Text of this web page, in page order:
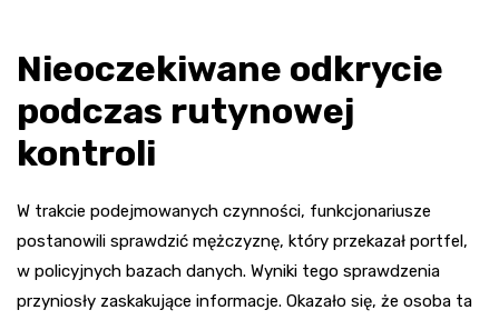
Nieoczekiwane odkrycie
podczas rutynowej
kontroli
W trakcie podejmowanych czynności, funkcjonariusze
postanowili sprawdzić mężczyznę, który przekazał portfel,
w policyjnych bazach danych. Wyniki tego sprawdzenia
przyniosły zaskakujące informacje. Okazało się, że osoba ta